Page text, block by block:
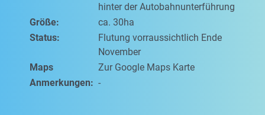
hinter der Autobahnunterführung
Größe:
ca. 30ha
Status:
Flutung vorraussichtlich Ende
November
Maps
Zur Google Maps Karte
Anmerkungen: -